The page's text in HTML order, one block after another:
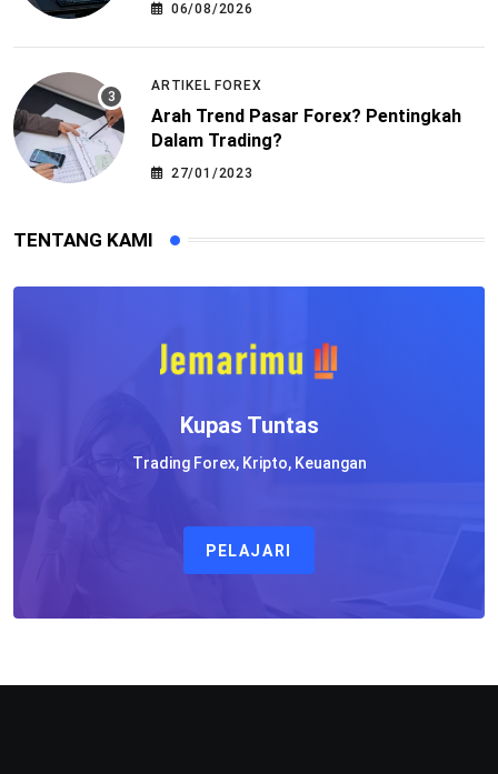
06/08/2026
ARTIKEL FOREX
Arah Trend Pasar Forex? Pentingkah
Dalam Trading?
27/01/2023
TENTANG KAMI
Kupas Tuntas
Trading Forex, Kripto, Keuangan
PELAJARI